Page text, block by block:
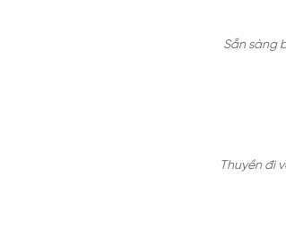
Sẵn sàng
Thuyền đi